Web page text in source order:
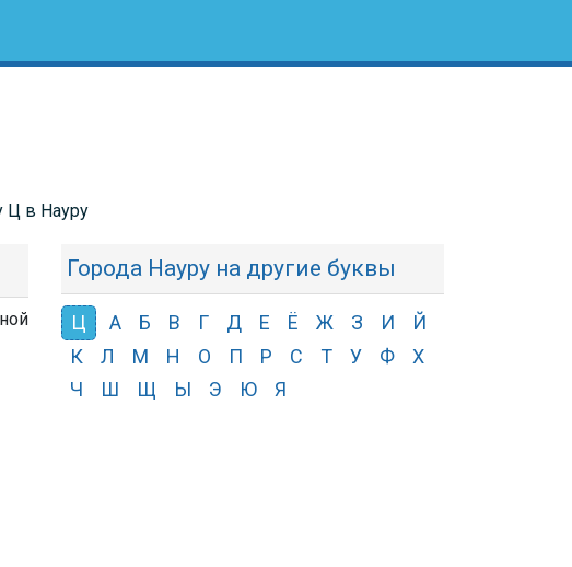
Ц в Науру
Города Науру на другие буквы
Ц А Б В Г Д Е Ё Ж З И
Й
К
Л М Н О П Р С Т У Ф
Х
Ч
Ш Щ Ы Э Ю Я